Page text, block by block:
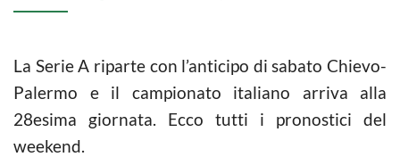
La Serie A riparte con l’anticipo di sabato Chievo-
Palermo e il campionato italiano arriva alla
28esima giornata. Ecco tutti i pronostici del
weekend.